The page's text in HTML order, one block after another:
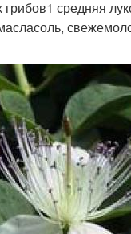
средняя